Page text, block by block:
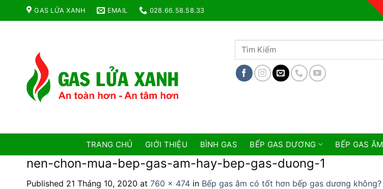
to
GAS LỬA XANH EMAIL 028.66.58.58.33
Tìm
kiếm:
TRANG CHỦ GIỚI THIỆU BÌNH GAS BẾP GAS DƯƠNG BẾP GAS ÂM
nen-chon-mua-bep-gas-am-hay-bep-gas-duong-1
Published 21 Tháng 10, 2020 at 760 × 474 in Bếp gas âm có tốt hơn bếp gas dương không?